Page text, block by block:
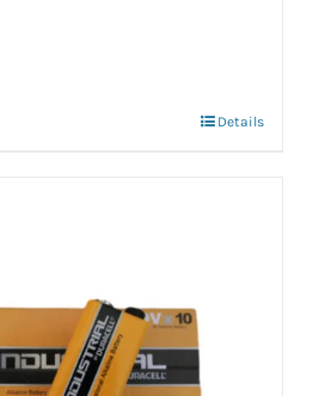
Details